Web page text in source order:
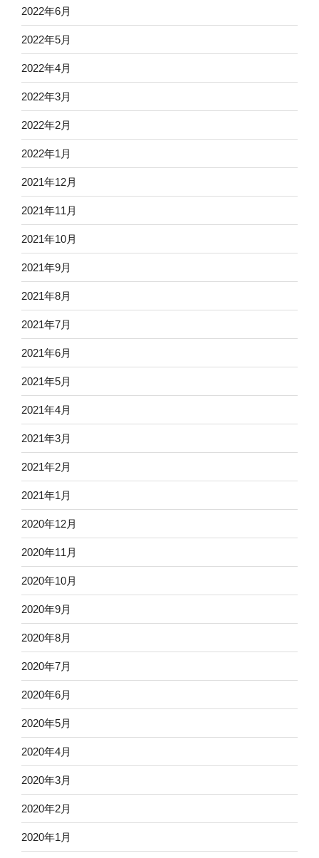
2022年6月
2022年5月
2022年4月
2022年3月
2022年2月
2022年1月
2021年12月
2021年11月
2021年10月
2021年9月
2021年8月
2021年7月
2021年6月
2021年5月
2021年4月
2021年3月
2021年2月
2021年1月
2020年12月
2020年11月
2020年10月
2020年9月
2020年8月
2020年7月
2020年6月
2020年5月
2020年4月
2020年3月
2020年2月
2020年1月